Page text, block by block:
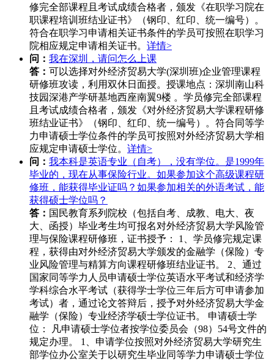
修完全部课程且考试成绩合格者，颁发《在职学习院在
职课程培训班结业证书》（钢印、红印、统一编号）。
符合在职学习申请相关证书条件的学员可按照在职学习
院相应规定申请相关证书。 详情>
问： 我在深圳，请问怎么上课
答： 可以选择对外经济贸易大学(深圳班)企业管理课程
研修班攻读，利用双休日面授。授课地点：深圳南山科
技园深港产学研基地西座南翼9楼 。学员修完全部课程
且考试成绩合格者，颁发《对外经济贸易大学课程研修
班结业证书》（钢印、红印、统一编号）。符合同等学
力申请硕士学位条件的学员可按照对外经济贸易大学相
应规定申请硕士学位。 详情>
问： 我本科是英语专业（自考），没有学位。是1999年
毕业的，现在从事保险行业。如果参加这个高级课程研
修班，能获得毕业证吗？如果参加相关的外语考试，能
获得硕士学位吗？
答： 国民教育系列院校（包括自考、成教、电大、夜
大、函授）毕业考生均可报名对外经济贸易大学风险管
理与保险课程研修班，证书授予： 1、学员修完规定课
程，获得由对外经济贸易大学颁发的金融学（保险）专
业风险管理与精算方向课程研修班结业证书。 2、通过
国家同等学力人员申请硕士学位英语水平考试和经济学
学科综合水平考试（获得学士学位三年后方可申请参加
考试）者，通过论文答辩后，授予对外经济贸易大学金
融学（保险）专业经济学硕士学位证书。 申请硕士学
位： 凡申请硕士学位者按学位委员会（98）54号文件的
规定办理。 1、申请学位按照对外经济贸易大学研究生
部学位办公室关于以研究生毕业同等学力申请硕士学位